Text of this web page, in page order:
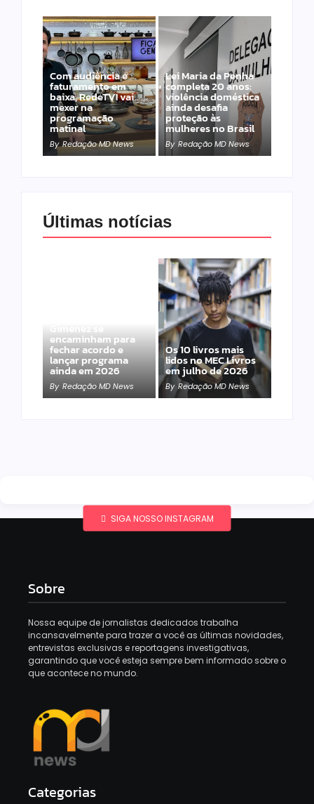
Com audiência e
faturamento em
baixa, RedeTV! vai
mexer na
programação
matinal
By Redação MD News
Lei Maria da Penha
completa 20 anos:
violência doméstica
ainda desafia
proteção às
mulheres no Brasil
By Redação MD News
Últimas notícias
Gimenez se
encaminham para
fechar acordo e
lançar programa
ainda em 2026
By Redação MD News
Os 10 livros mais
lidos no MEC Livros
em julho de 2026
By Redação MD News
SIGA NOSSO INSTAGRAM
Sobre
Nossa equipe de jornalistas dedicados trabalha
incansavelmente para trazer a você as últimas novidades,
entrevistas exclusivas e reportagens investigativas,
garantindo que você esteja sempre bem informado sobre o
que acontece no mundo.
Categorias